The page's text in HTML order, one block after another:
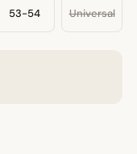
53-54 Universal